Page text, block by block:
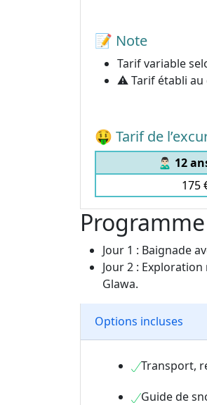
📝 Note
Tarif variable
⚠️ Tarif établi au
🤑 Tarif de
🙎🏻‍♂️ 12
175
Programme
Jour 1 : Baignade
Jour 2 :
Glawa.
Options incluses
Transport,
Guide de